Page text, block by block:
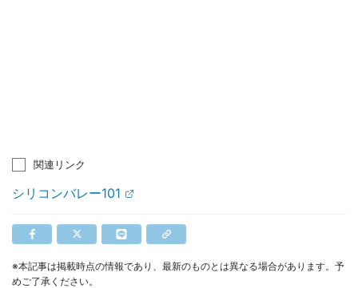
関連リンク
シリコンバレー101
※本記事は掲載時点の情報であり、最新のものとは異なる場合があります。予
めご了承ください。